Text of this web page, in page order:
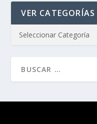
VER CATEGORÍAS